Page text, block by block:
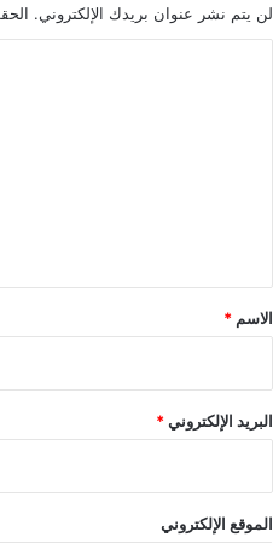
لن يتم نشر عنوان بريدك الإلكتروني.
*
الاسم *
البريد الإلكتروني*
الموقع الإلكتروني